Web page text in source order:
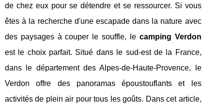
de chez eux pour se détendre et se ressourcer. Si vous
êtes à la recherche d'une escapade dans la nature avec
des paysages à couper le souffle, le camping Verdon
est le choix parfait. Situé dans le sud-est de la France,
dans le département des Alpes-de-Haute-Provence, le
Verdon offre des panoramas époustouflants et les
activités de plein air pour tous les goûts. Dans cet article,